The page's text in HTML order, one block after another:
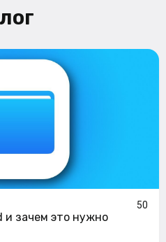
50
и зачем это нужно